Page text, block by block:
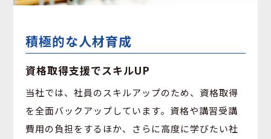
積極的な⼈材育成
資格取得⽀援でスキルUP
当社では、社員のスキルアップのため、資格取得
を全⾯バックアップしています。資格や講習受講
費⽤の負担をするほか、さらに⾼度に学びたい社